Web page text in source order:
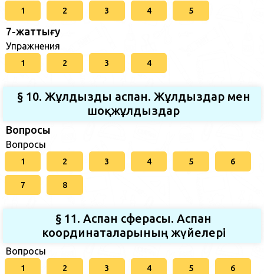
1 2 3 4 5
7-жаттығу
Упражнения
1 2 3 4
§ 10. Жұлдызды аспан. Жұлдыздар мен
шоқжұлдыздар
Вопросы
Вопросы
1 2 3 4 5 6
7 8
§ 11. Аспан сферасы. Аспан
координаталарының жүйелері
Вопросы
1 2 3 4 5 6